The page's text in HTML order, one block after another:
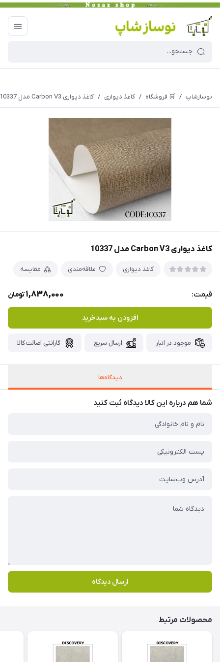
نوسازشاپ / 🛒 فروشگاه / کاغذ دیواری / کاغذ دیواری Carbon V3 مدل 10337
کاغذ دیواری Carbon V3 مدل 10337
کاغذ دیواری علاقه‌مندی مقایسه
قیمت: 1,838,000تومان
افزودن به سبدخرید
موجود در انبار ارسال سریع گارانتی اصالت کالا
دیدگاه‌ها
شما هم درباره این کالا دیدگاه ثبت کنید
ارسال دیدگاه
محصولات مرتبط